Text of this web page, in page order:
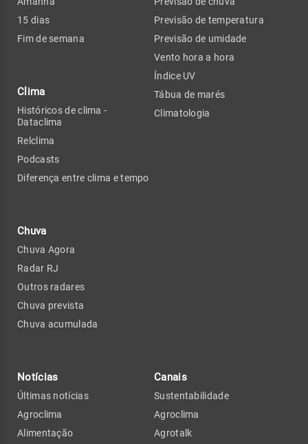
15 dias
Fim de semana
Clima
Históricos de clima -
Dataclima
Relclima
Podcasts
Diferença entre clima e tempo
Chuva
Chuva Agora
Radar RJ
Outros radares
Chuva prevista
Chuva acumulada
Previsão de temperatura
Previsão de umidade
Vento hora a hora
Índice UV
Tábua de marés
Climatologia
Notícias
Últimas notícias
Agroclima
Alimentação
Canais
Sustentabilidade
Agroclima
Agrotalk